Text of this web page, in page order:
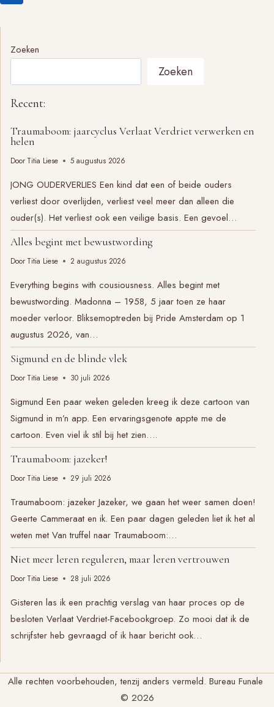
Zoeken
Zoeken
Recent:
Traumaboom: jaarcyclus Verlaat Verdriet verwerken en
helen
Door Titia Liese 5 augustus 2026
JONG OUDERVERLIES Een kind dat een of beide ouders
verliest door overlijden, verliest veel meer dan alleen die
ouder(s). Het verliest ook een veilige basis. Een gevoel…
Alles begint met bewustwording
Door Titia Liese 2 augustus 2026
Everything begins with cousiousness. Alles begint met
bewustwording. Madonna – 1958, 5 jaar toen ze haar
moeder verloor. Bliksemoptreden bij Pride Amsterdam op 1
augustus 2026, van…
Sigmund en de blinde vlek
Door Titia Liese 30 juli 2026
Sigmund Een paar weken geleden kreeg ik deze cartoon van
Sigmund in m’n app. Een ervaringsgenote appte me de
cartoon. Even viel ik stil bij het zien….
Traumaboom: jazeker!
Door Titia Liese 29 juli 2026
Traumaboom: jazeker Jazeker, we gaan het weer samen doen!
Geerte Cammeraat en ik. Een paar dagen geleden liet ik het al
weten met Van truffel naar Traumaboom:…
Niet meer leren reguleren, maar leren vertrouwen
Door Titia Liese 28 juli 2026
Gisteren las ik een prachtig verslag van haar proces op de
besloten Verlaat Verdriet-Facebookgroep. Zo mooi dat ik de
schrijfster heb gevraagd of ik haar bericht ook…
Alle rechten voorbehouden, tenzij anders vermeld. Bureau Funale
© 2026